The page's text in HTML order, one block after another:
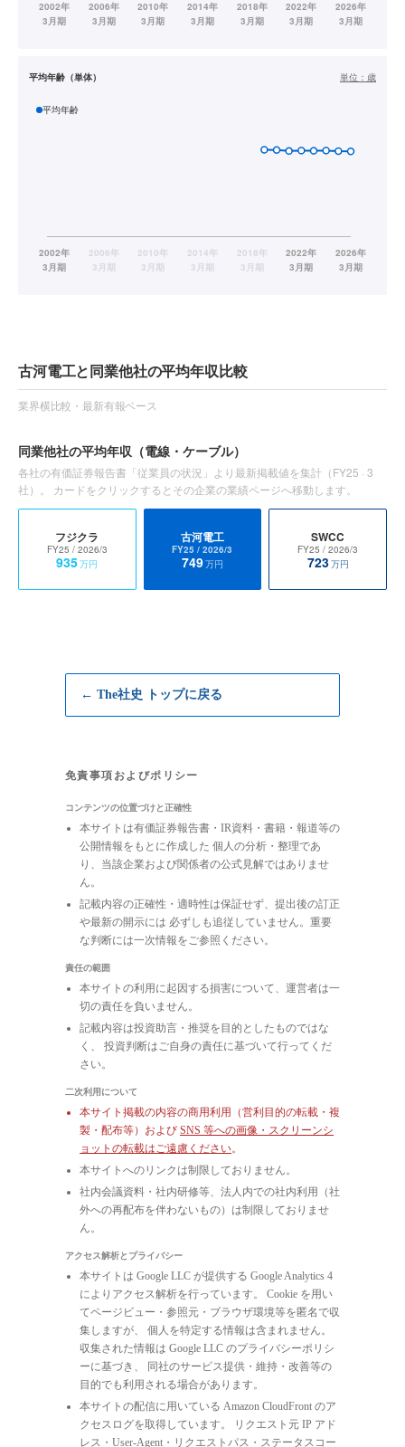
平均年齢（単体） 単位： 歳
平均年齢
古河電工と同業他社の平均年収比較
業界横比較・最新有報ベース
同業他社の平均年収 （電線・ケーブル）
各社の有価証券報告書「従業員の状況」より最新掲載値を集計（FY25 · 3
社）。 カードをクリックするとその企業の業績ページへ移動します。
フジクラ
FY25 / 2026/3
935万円
古河電工
FY25 / 2026/3
749万円
SWCC
FY25 / 2026/3
723万円
← The社史 トップに戻る
免責事項およびポリシー
コンテンツの位置づけと正確性
本サイトは有価証券報告書・IR資料・書籍・報道等の
公開情報をもとに作成した 個人の分析・整理であ
り、当該企業および関係者の公式見解ではありませ
ん。
記載内容の正確性・適時性は保証せず、提出後の訂正
や最新の開示には 必ずしも追従していません。重要
な判断には一次情報をご参照ください。
責任の範囲
本サイトの利用に起因する損害について、運営者は一
切の責任を負いません。
記載内容は投資助言・推奨を目的としたものではな
く、 投資判断はご自身の責任に基づいて行ってくだ
さい。
二次利用について
本サイト掲載の内容の商用利用（営利目的の転載・複
製・配布等）および SNS 等への画像・スクリーンシ
ョットの転載はご遠慮ください。
本サイトへのリンクは制限しておりません。
社内会議資料・社内研修等、法人内での社内利用（社
外への再配布を伴わないもの）は制限しておりませ
ん。
アクセス解析とプライバシー
本サイトは Google LLC が提供する Google Analytics 4
によりアクセス解析を行っています。 Cookie を用い
てページビュー・参照元・ブラウザ環境等を匿名で収
集しますが、 個人を特定する情報は含まれません。
収集された情報は Google LLC のプライバシーポリシ
ーに基づき、 同社のサービス提供・維持・改善等の
目的でも利用される場合があります。
本サイトの配信に用いている Amazon CloudFront のア
クセスログを取得しています。 リクエスト元 IP アド
レス・User-Agent・リクエストパス・ステータスコー